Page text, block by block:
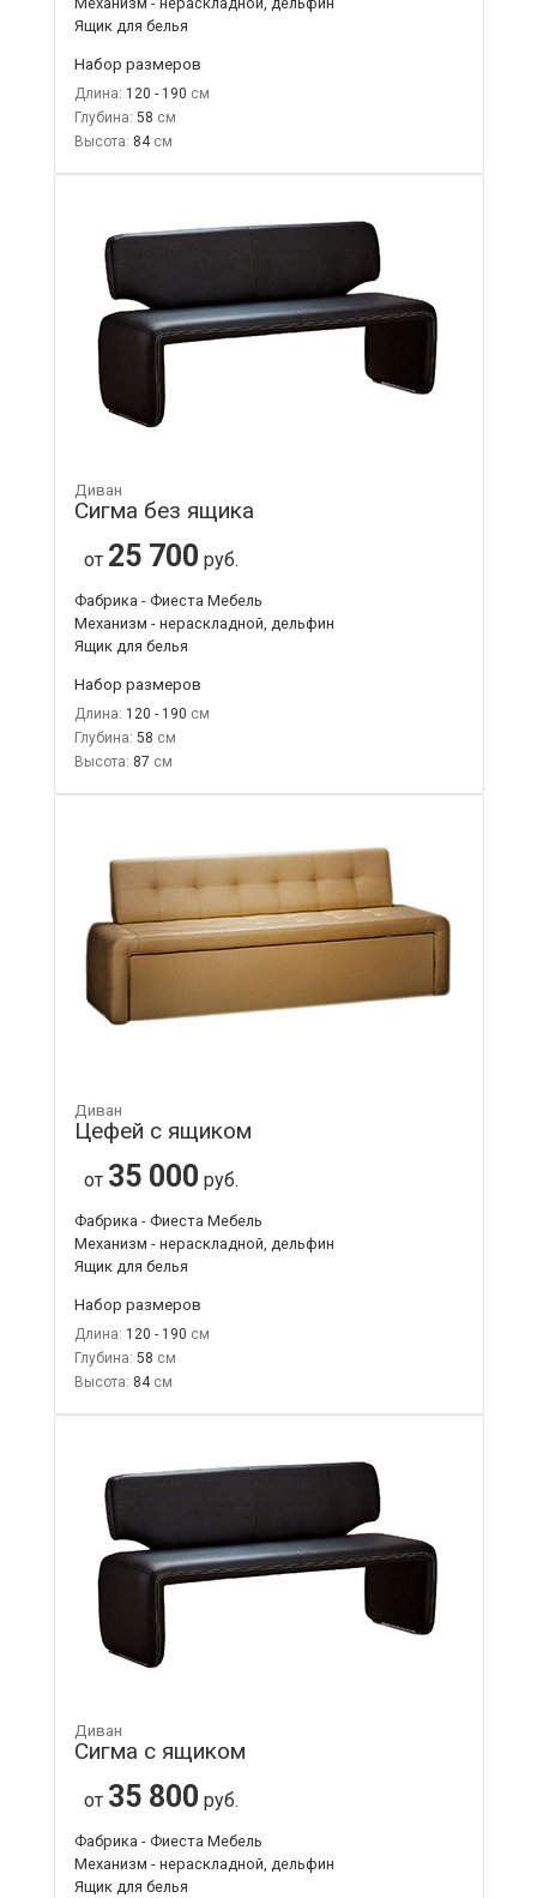
Ящик для белья
Набор размеров
Длина: 120 - 190
Глубина: 58
Высота: 84
Диван
Сигма без ящика
от 25 700 руб.
Фабрика - Фиеста Мебель
Механизм - нераскладной, дельфин
Ящик для белья
Набор размеров
Длина: 120 - 190
Глубина: 58
Высота: 87
Диван
Цефей с ящиком
от 35 000 руб.
Фабрика - Фиеста Мебель
Механизм - нераскладной, дельфин
Ящик для белья
Набор размеров
Длина: 120 - 190
Глубина: 58
Высота: 84
Диван
Сигма с ящиком
от 35 800 руб.
Фабрика - Фиеста Мебель
Механизм - нераскладной, дельфин
Ящик для белья